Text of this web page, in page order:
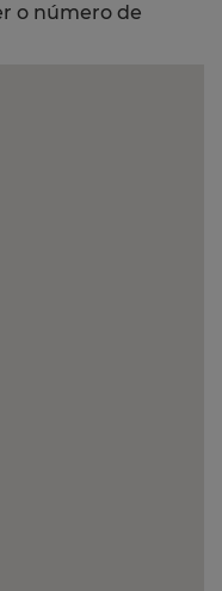
o número de